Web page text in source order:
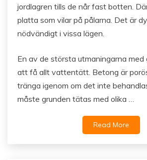
jordlagren tills de når fast botten.
platta som vilar på pålarna. Det är
nödvändigt i vissa lägen.
En av de största utmaningarna med
att få allt vattentätt. Betong är
tränga igenom om det inte
måste grunden tätas med olika …
Read More